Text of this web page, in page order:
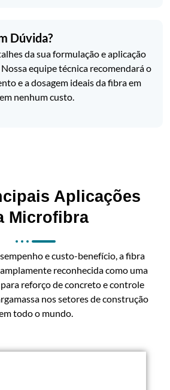
Dúvida?
da sua formulação e aplicação
equipe técnica recomendará o
e a dosagem ideais da fibra em
nenhum custo.
Aplicações
Microfibra
e custo-benefício, a fibra
reconhecida como uma
reforço de concreto e controle
nos setores de construção
todo o mundo.